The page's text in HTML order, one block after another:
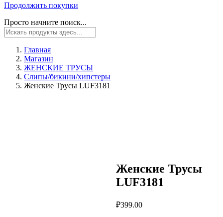
Продолжить покупки
Просто начните поиск...
Главная
Магазин
ЖЕНСКИЕ ТРУСЫ
Слипы/бикини/хипстеры
Женские Трусы LUF3181
Женские Трусы
LUF3181
₽399.00